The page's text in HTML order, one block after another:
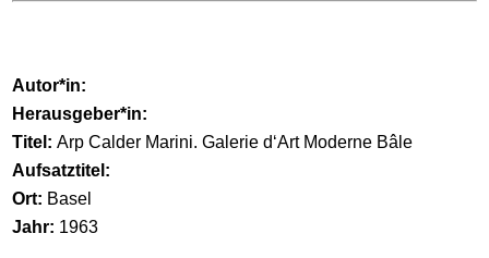
Autor*in:
Herausgeber*in:
Titel: Arp Calder Marini. Galerie d‘Art Moderne Bâle
Aufsatztitel:
Ort: Basel
Jahr: 1963